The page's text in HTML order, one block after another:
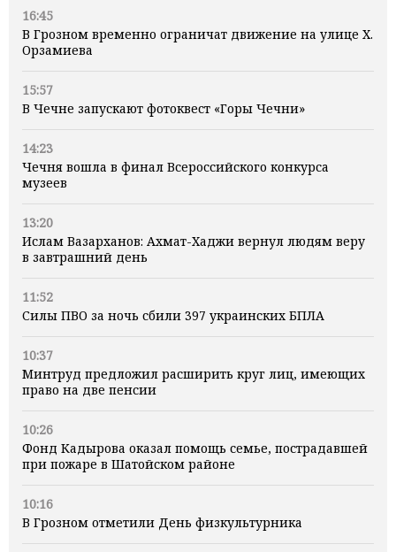
16:45
В Грозном временно ограничат движение на улице Х.
Орзамиева
15:57
В Чечне запускают фотоквест «Горы Чечни»
14:23
Чечня вошла в финал Всероссийского конкурса
музеев
13:20
Ислам Вазарханов: Ахмат-Хаджи вернул людям веру
в завтрашний день
11:52
Силы ПВО за ночь сбили 397 украинских БПЛА
10:37
Минтруд предложил расширить круг лиц, имеющих
право на две пенсии
10:26
Фонд Кадырова оказал помощь семье, пострадавшей
при пожаре в Шатойском районе
10:16
В Грозном отметили День физкультурника